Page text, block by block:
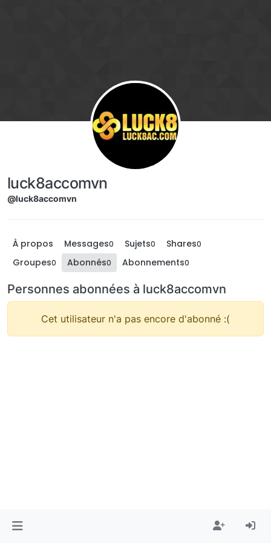
luck8accomvn
@luck8accomvn
À propos Messages0 Sujets0 Shares0
Groupes0 Abonnés0 Abonnements0
Personnes abonnées à luck8accomvn
Cet utilisateur n'a pas encore d'abonné :(